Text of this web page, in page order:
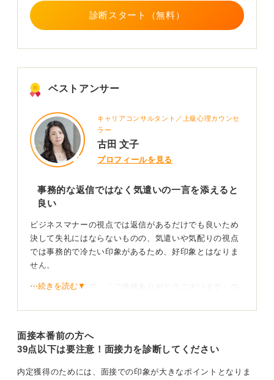
残したままにする
ました（大学名・氏名）」や「〇〇様：結果のご連絡に
さらに、メールのやり取りは引用を付けたままにしまし
ょう。
企業の担当者はたくさんの問い合わせや応募に対応して
おり、引用は、どの人とどのようなやり取りになってい
るかの記録として機能しているからです。
担当者の人から削除してきた場合はそれで良いですが、
0
診断スタート（無料）
ベストアンサー
キャリアコンサルタント／上級心理カウンセ
ラー
古田 文子
プロフィールを見る
事務的な返信ではなく気遣いの一言を添えると
良い
ビジネスマナーの視点では返信があるだけでも良いため
決して失礼にはならないものの、気遣いや気配りの視点
では事務的で冷たい印象があるため、好印象とはなりま
せん。
短くても良いので、「ご連絡ありがとうございます」の
ち良く対応できます。
件名と本文の型を知ろう！ 件名は変更しない
【件名】「Re:〇月〇日 説明会のご案内について」
⋯続きを読む▼
面接本番前の方へ
39点以下は要注意！面接力を診断してください
内定獲得のためには、面接での印象が大きなポイントとなりま